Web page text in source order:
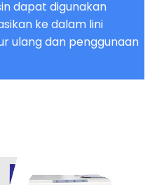
dapat digunakan
ke dalam lini
ulang dan penggunaan